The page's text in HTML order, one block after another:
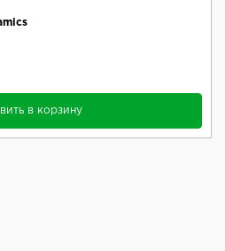
в корзину